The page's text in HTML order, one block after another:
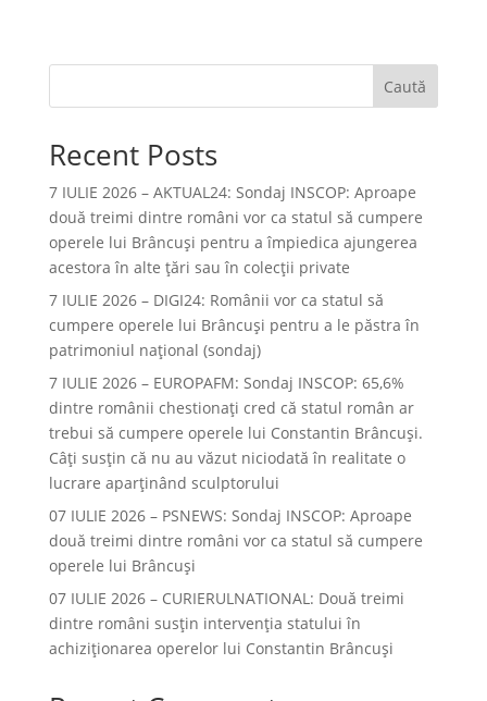
Caută
Recent Posts
7 IULIE 2026 – AKTUAL24: Sondaj INSCOP: Aproape
două treimi dintre români vor ca statul să cumpere
operele lui Brâncuşi pentru a împiedica ajungerea
acestora în alte ţări sau în colecţii private
7 IULIE 2026 – DIGI24: Românii vor ca statul să
cumpere operele lui Brâncuși pentru a le păstra în
patrimoniul național (sondaj)
7 IULIE 2026 – EUROPAFM: Sondaj INSCOP: 65,6%
dintre românii chestionați cred că statul român ar
trebui să cumpere operele lui Constantin Brâncuși.
Câți susțin că nu au văzut niciodată în realitate o
lucrare aparținând sculptorului
07 IULIE 2026 – PSNEWS: Sondaj INSCOP: Aproape
două treimi dintre români vor ca statul să cumpere
operele lui Brâncuși
07 IULIE 2026 – CURIERULNATIONAL: Două treimi
dintre români susțin intervenția statului în
achiziționarea operelor lui Constantin Brâncuși